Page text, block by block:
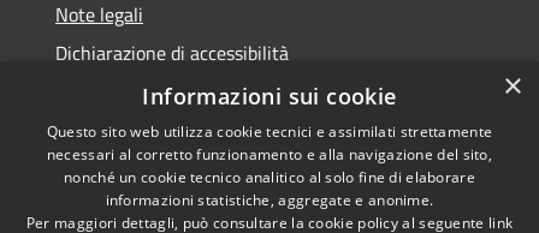
Note legali
Dichiarazione di accessibilità
Dichiarazione di accessibilità dal 2025
RSS
Copyright © 2026 • Comune di
×
Informazioni sui cookie
Questo sito web utilizza cookie tecnici e assimilati strettamente
necessari al corretto funzionamento e alla navigazione del sito,
nonché un cookie tecnico analitico al solo fine di elaborare
informazioni statistiche, aggregate e anonime.
Per maggiori dettagli, può consultare la cookie policy al seguente link